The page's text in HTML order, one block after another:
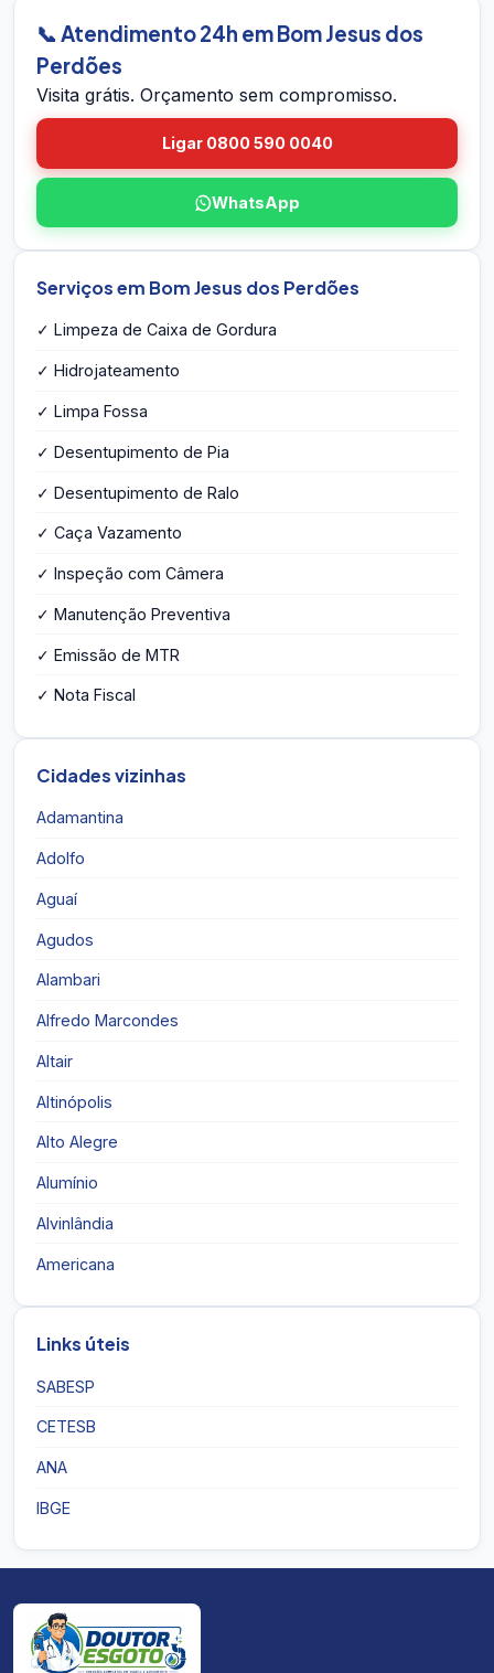
a caixa, mede o volume, identifica eventuais
por escrito na hora — sem compromisso e sem
taxa de visita.
📞 Atendimento 24h em Bom Jesus dos
Perdões
Visita grátis. Orçamento sem compromisso.
Ligar 0800 590 0040
WhatsApp
Serviços em Bom Jesus dos Perdões
✓ Limpeza de Caixa de Gordura
✓ Hidrojateamento
✓ Limpa Fossa
✓ Desentupimento de Pia
✓ Desentupimento de Ralo
✓ Caça Vazamento
✓ Inspeção com Câmera
✓ Manutenção Preventiva
✓ Emissão de MTR
✓ Nota Fiscal
Cidades vizinhas
Adamantina
Adolfo
Aguaí
Agudos
Alambari
Alfredo Marcondes
Altair
Altinópolis
Alto Alegre
Alumínio
Alvinlândia
Americana
Links úteis
SABESP
CETESB
ANA
IBGE